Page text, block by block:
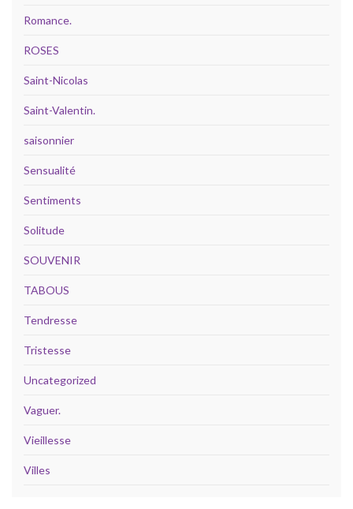
Romance.
ROSES
Saint-Nicolas
Saint-Valentin.
saisonnier
Sensualité
Sentiments
Solitude
SOUVENIR
TABOUS
Tendresse
Tristesse
Uncategorized
Vaguer.
Vieillesse
Villes